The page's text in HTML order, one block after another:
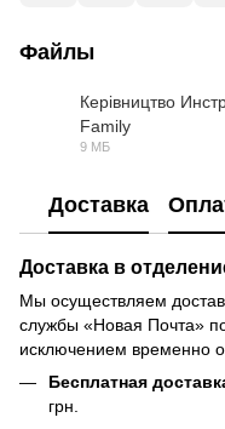
Файлы
Керівництво
Family
9 МБ
Доставка
Доставка в
Мы осуществляем
службы «Новая Почта»
исключением временно
Бесплатная
грн.